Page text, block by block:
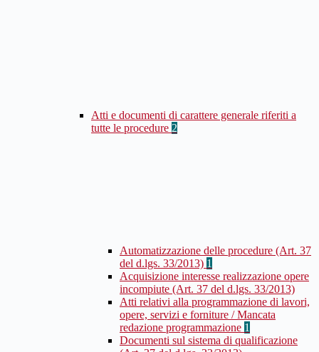
Atti e documenti di carattere generale riferiti a
tutte le procedure 2
Automatizzazione delle procedure (Art. 37
del d.lgs. 33/2013) 1
Acquisizione interesse realizzazione opere
incompiute (Art. 37 del d.lgs. 33/2013)
Atti relativi alla programmazione di lavori,
opere, servizi e forniture / Mancata
redazione programmazione 1
Documenti sul sistema di qualificazione